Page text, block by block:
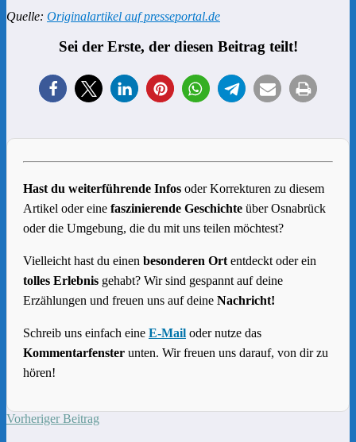
Quelle: Originalartikel auf presseportal.de
Sei der Erste, der diesen Beitrag teilt!
Hast du weiterführende Infos oder Korrekturen zu diesem
Artikel oder eine faszinierende Geschichte über Osnabrück
oder die Umgebung, die du mit uns teilen möchtest?
Vielleicht hast du einen besonderen Ort entdeckt oder ein
tolles Erlebnis gehabt? Wir sind gespannt auf deine
Erzählungen und freuen uns auf deine Nachricht!
Schreib uns einfach eine E-Mail oder nutze das
Kommentarfenster unten. Wir freuen uns darauf, von dir zu
hören!
Vorheriger Beitrag